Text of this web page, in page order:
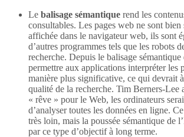
Le balisage sémantique rend les
consultables. Les pages web ne sont bien
affichée dans le navigateur web, ils sont
d’autres programmes tels que les robots
recherche. Depuis le balisage
permettre aux applications interpréter les
manière plus significative, ce qui devrait
qualité de la recherche. Tim Berners-Lee
« rêve » pour le Web, les ordinateurs
d’analyser toutes les données en ligne.
très loin, mais la poussée sémantique de
par ce type d’objectif à long terme.